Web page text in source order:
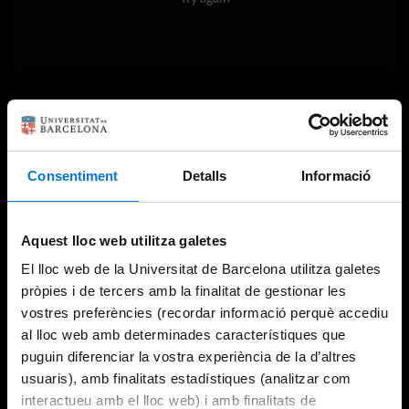
Consentiment Detalls Informació
Aquest lloc web utilitza galetes
El lloc web de la Universitat de Barcelona utilitza galetes
pròpies i de tercers amb la finalitat de gestionar les
vostres preferències (recordar informació perquè accediu
al lloc web amb determinades característiques que
puguin diferenciar la vostra experiència de la d’altres
usuaris), amb finalitats estadístiques (analitzar com
interactueu amb el lloc web) i amb finalitats de